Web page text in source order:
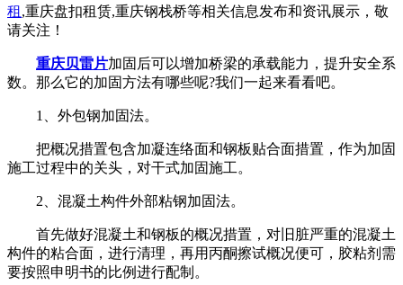
租 ,重庆盘扣租赁,重庆钢栈桥等相关信息发布和资讯展示，敬
请关注！
重庆贝雷片加固后可以增加桥梁的承载能力，提升安全系
数。那么它的加固方法有哪些呢?我们一起来看看吧。
1、外包钢加固法。
把概况措置包含加凝连络面和钢板贴合面措置，作为加固
施工过程中的关头，对干式加固施工。
2、混凝土构件外部粘钢加固法。
首先做好混凝土和钢板的概况措置，对旧脏严重的混凝土
构件的粘合面，进行清理，再用丙酮擦试概况便可，胶粘剂需
要按照申明书的比例进行配制。